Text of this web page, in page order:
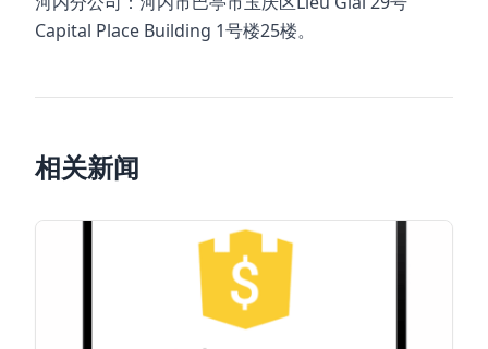
Capital Place Building 1号楼25楼。
相关新闻